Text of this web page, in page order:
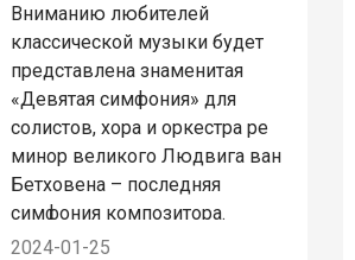
Вниманию любителей
классической музыки будет
представлена знаменитая
«Девятая симфония» для
солистов, хора и оркестра ре
минор великого Людвига ван
Бетховена – последняя
симфония композитора.
2024-01-25